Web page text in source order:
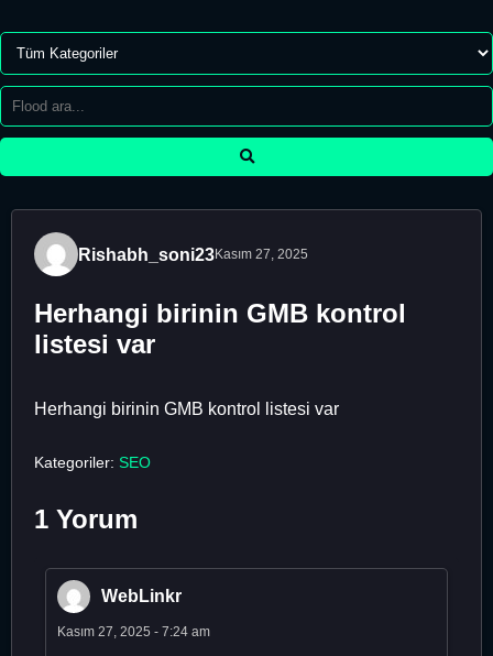
Rishabh_soni23Kasım 27, 2025
Herhangi birinin GMB kontrol
listesi var
Herhangi birinin GMB kontrol listesi var
Kategoriler: SEO
1 Yorum
WebLinkr
Kasım 27, 2025 - 7:24 am